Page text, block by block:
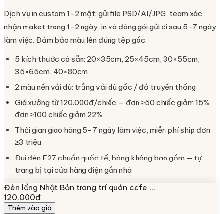
Dịch vụ in custom 1-2 mặt: gửi file PSD/AI/JPG, team xác
nhận maket trong 1-2 ngày, in và đóng gói gửi đi sau 5-7 ngày
làm việc. Đảm bảo màu lên đúng tệp gốc.
5 kích thước có sẵn: 20×35cm, 25×45cm, 30×55cm,
35×65cm, 40×80cm
2 màu nền vải dù: trắng vải dù gốc / đỏ truyền thống
Giá xưởng từ 120.000đ/chiếc — đơn ≥50 chiếc giảm 15%,
đơn ≥100 chiếc giảm 22%
Thời gian giao hàng 5-7 ngày làm việc, miễn phí ship đơn
≥3 triệu
Đui đèn E27 chuẩn quốc tế, bóng không bao gồm — tự
trang bị tại cửa hàng điện gần nhà
Đèn lồng Nhật Bản trang trí quán cafe …
120.000đ
Thêm vào giỏ